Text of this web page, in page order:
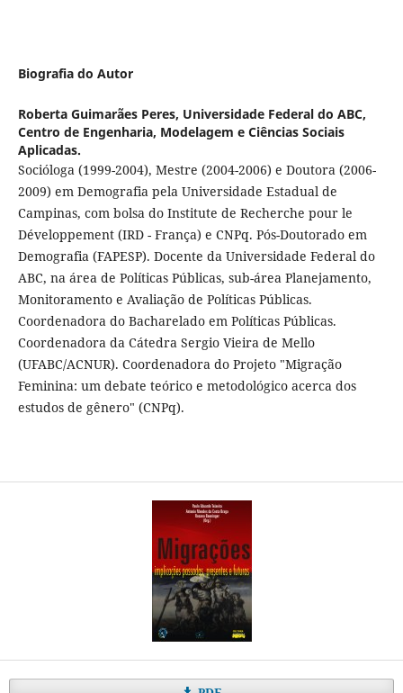
Biografia do Autor
Roberta Guimarães Peres, Universidade Federal do ABC,
Centro de Engenharia, Modelagem e Ciências Sociais
Aplicadas.
Socióloga (1999-2004), Mestre (2004-2006) e Doutora (2006-
2009) em Demografia pela Universidade Estadual de
Campinas, com bolsa do Institute de Recherche pour le
Développement (IRD - França) e CNPq. Pós-Doutorado em
Demografia (FAPESP). Docente da Universidade Federal do
ABC, na área de Políticas Públicas, sub-área Planejamento,
Monitoramento e Avaliação de Políticas Públicas.
Coordenadora do Bacharelado em Políticas Públicas.
Coordenadora da Cátedra Sergio Vieira de Mello
(UFABC/ACNUR). Coordenadora do Projeto "Migração
Feminina: um debate teórico e metodológico acerca dos
estudos de gênero" (CNPq).